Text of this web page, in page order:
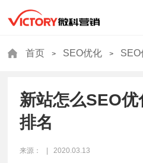
首页 > SEO优化 > SEO
新站怎么SEO
排名
来源： | 2020.03.13